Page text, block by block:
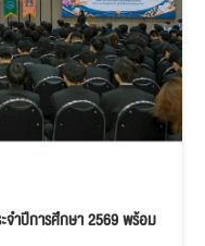
จำปีการศึกษา 2569 พร้อม